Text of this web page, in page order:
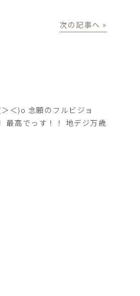
次の記事へ »
＜)o 念願のフルビジョ
最高でっす！！ 地デジ万歳